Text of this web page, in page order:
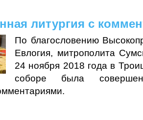
литургия с
По благословению
Евлогия, митрополита
24 ноября 2018 года в
соборе была